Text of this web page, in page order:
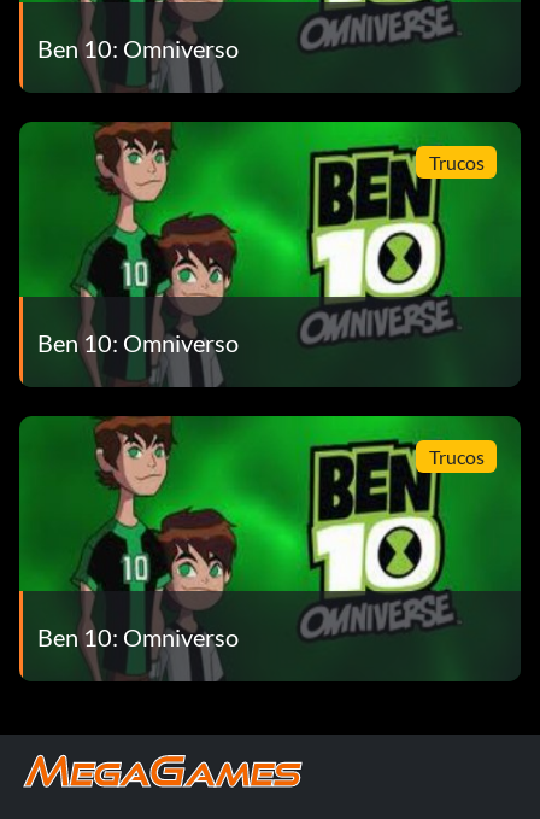
Ben 10: Omniverso
Trucos
Ben 10: Omniverso
Trucos
Ben 10: Omniverso